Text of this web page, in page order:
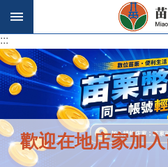
跳到主要內容區塊
:::
:::
歡迎在地店家加